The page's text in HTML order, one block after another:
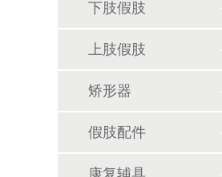
下肢假肢
上肢假肢
矫形器
假肢配件
康复辅具